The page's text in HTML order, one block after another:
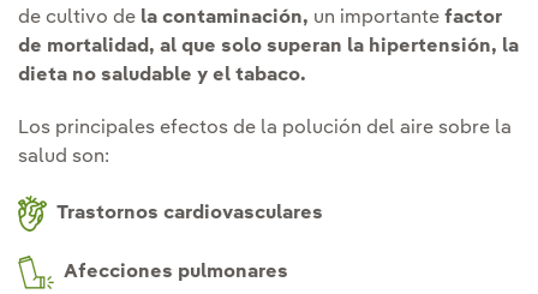
de cultivo de la contaminación, un importante factor
de mortalidad, al que solo superan la hipertensión, la
dieta no saludable y el tabaco.
Los principales efectos de la polución del aire sobre la
salud son:
Trastornos cardiovasculares
Afecciones pulmonares